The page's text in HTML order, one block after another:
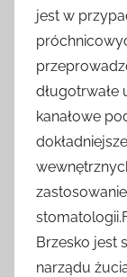
jest w
długotrwałe
kanałowe
Brzesko jest
narządu